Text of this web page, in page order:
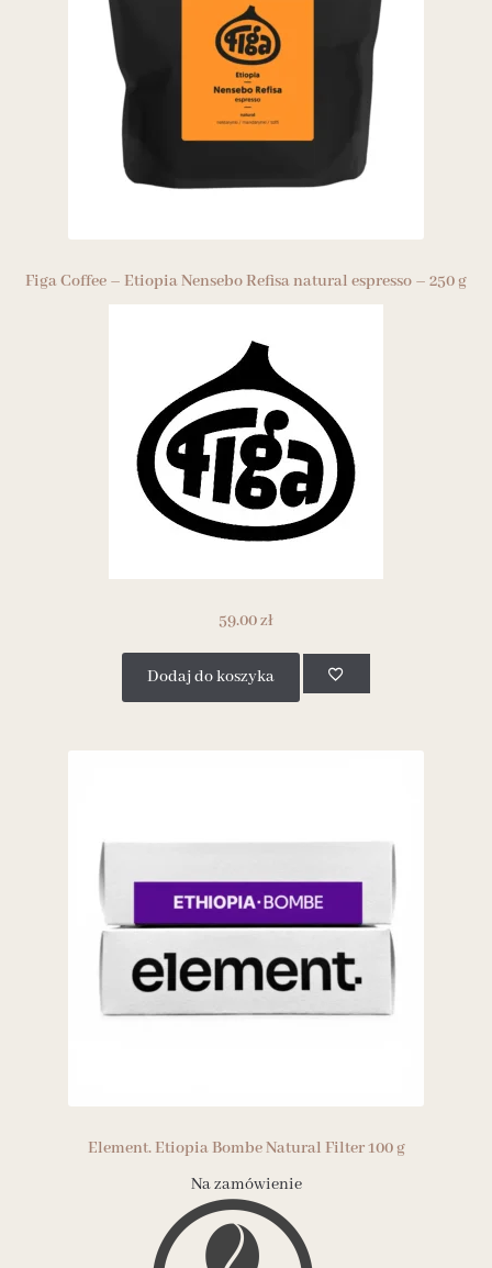
Figa Coffee – Etiopia Nensebo Refisa natural espresso – 250 g
59.00zł
Dodaj do koszyka
Element. Etiopia Bombe Natural‌ Filter 100 g
Na zamówienie